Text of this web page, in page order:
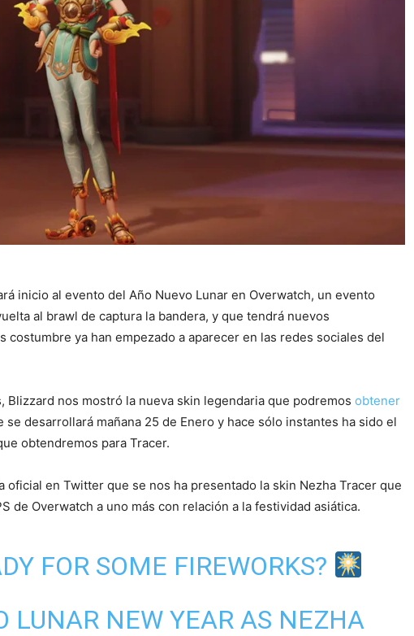
inicio al evento del Año Nuevo Lunar en Overwatch, un evento
al brawl de captura la bandera, y que tendrá nuevos
costumbre ya han empezado a aparecer en las redes sociales del
Blizzard nos mostró la nueva skin legendaria que podremos obtener
se desarrollará mañana 25 de Enero y hace sólo instantes ha sido el
obtendremos para Tracer.
oficial en Twitter que se nos ha presentado la skin Nezha Tracer que
de Overwatch a uno más con relación a la festividad asiática.
FOR SOME FIREWORKS?
LUNAR NEW YEAR AS NEZHA